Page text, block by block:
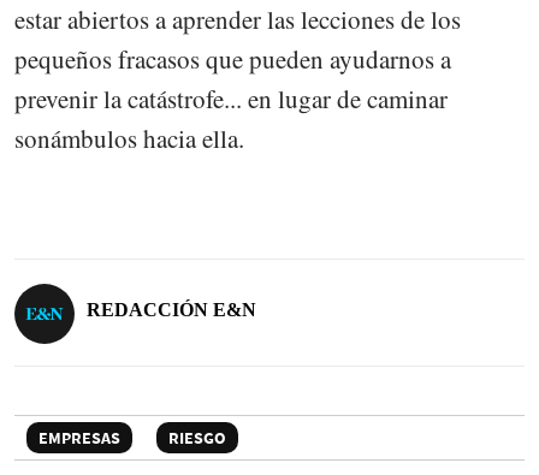
estar abiertos a aprender las lecciones de los
pequeños fracasos que pueden ayudarnos a
prevenir la catástrofe... en lugar de caminar
sonámbulos hacia ella.
REDACCIÓN E&N
EMPRESAS RIESGO